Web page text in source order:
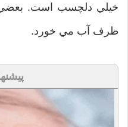
خيلي دلچسب است. بعضي
ظرف آب مي خورد.